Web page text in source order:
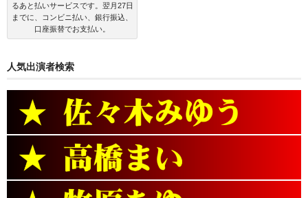
るあと払いサービスです。翌月27日
までに、コンビニ払い、銀行振込、
口座振替でお支払い。
人気出演者検索